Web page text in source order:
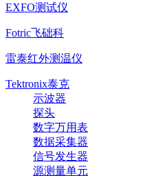
EXFO测试仪
Fotric飞础科
雷泰红外测温仪
Tektronix泰克
示波器
探头
数字万用表
数据采集器
信号发生器
源测量单元